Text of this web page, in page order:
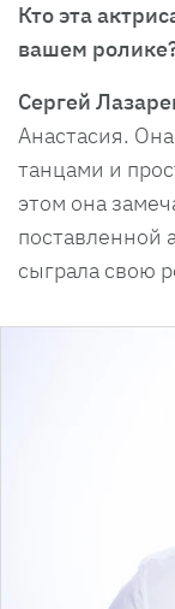
Кто эта
вашем
Сергей
Анастасия.
танцами и
этом она
поставленной
сыграла свою